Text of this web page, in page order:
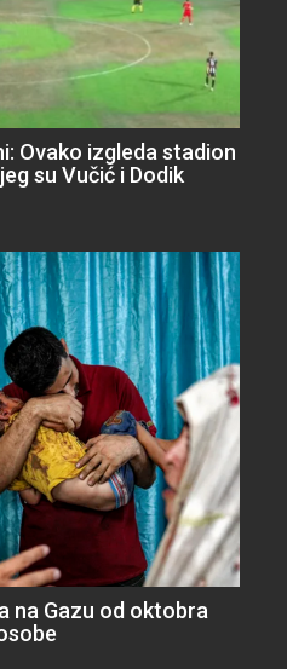
Ovako izgleda stadion
su Vučić i Dodik
na Gazu od oktobra